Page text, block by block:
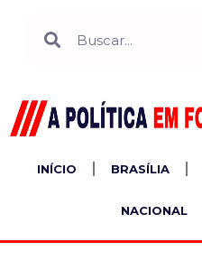
INÍCIO BRASÍLIA
NACIONAL